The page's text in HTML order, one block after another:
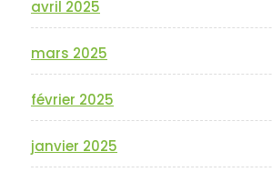
avril 2025
mars 2025
février 2025
janvier 2025